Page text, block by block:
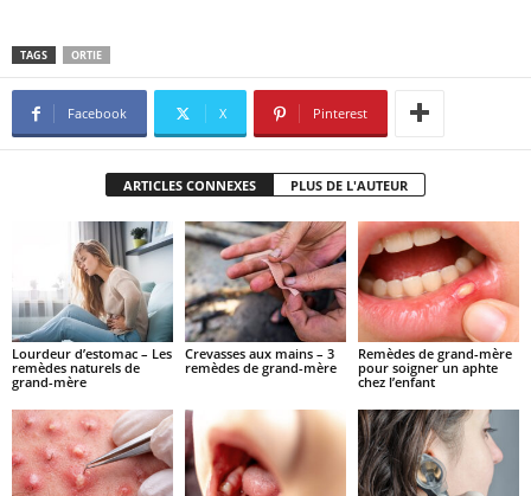
TAGS ORTIE
Facebook X Pinterest
ARTICLES CONNEXES PLUS DE L'AUTEUR
Lourdeur d’estomac – Les
remèdes naturels de
grand-mère
Crevasses aux mains – 3
remèdes de grand-mère
Remèdes de grand-mère
pour soigner un aphte
chez l’enfant